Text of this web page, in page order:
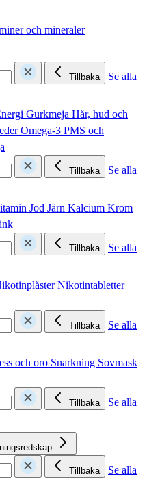
och mineraler
Tillbaka
Se alla
Gurkmeja Hår, hud och
Omega-3 PMS och
Tillbaka
Se alla
Jod Järn Kalcium Krom
Tillbaka
Se alla
Nikotintabletter
Tillbaka
Se alla
och oro Snarkning Sovmask
Tillbaka
Se alla
Tillbaka
Se alla